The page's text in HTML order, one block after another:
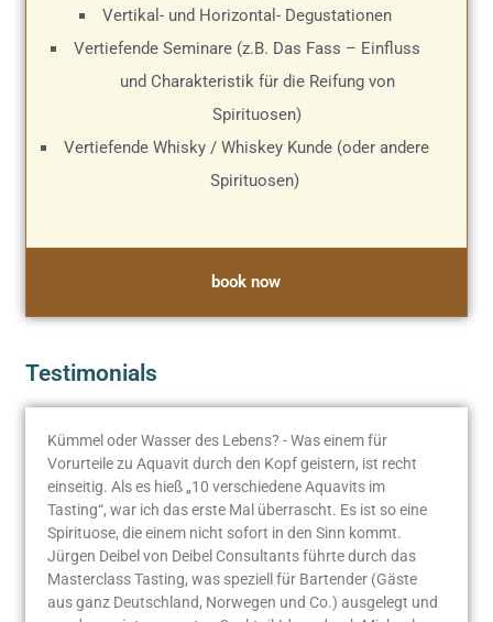
Vertikal- und Horizontal- Degustationen
Vertiefende Seminare (z.B. Das Fass – Einfluss
und Charakteristik für die Reifung von
Spirituosen)
Vertiefende Whisky / Whiskey Kunde (oder andere
Spirituosen)
book now
Testimonials
Kümmel oder Wasser des Lebens? - Was einem für
Vorurteile zu Aquavit durch den Kopf geistern, ist recht
einseitig. Als es hieß „10 verschiedene Aquavits im
Tasting“, war ich das erste Mal überrascht. Es ist so eine
Spirituose, die einem nicht sofort in den Sinn kommt.
Jürgen Deibel von Deibel Consultants führte durch das
Masterclass Tasting, was speziell für Bartender (Gäste
aus ganz Deutschland, Norwegen und Co.) ausgelegt und